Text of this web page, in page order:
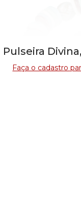
Pulseira
Faça o cadastro